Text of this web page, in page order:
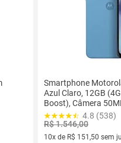
Smartphone
Azul Claro, 12GB
Boost), Câmera
4.8 (538)
R$ 1.546,00
10x de R$ 151,50 sem